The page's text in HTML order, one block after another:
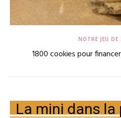
NOTRE JEU DE
1800 cookies pour
La mini dans la